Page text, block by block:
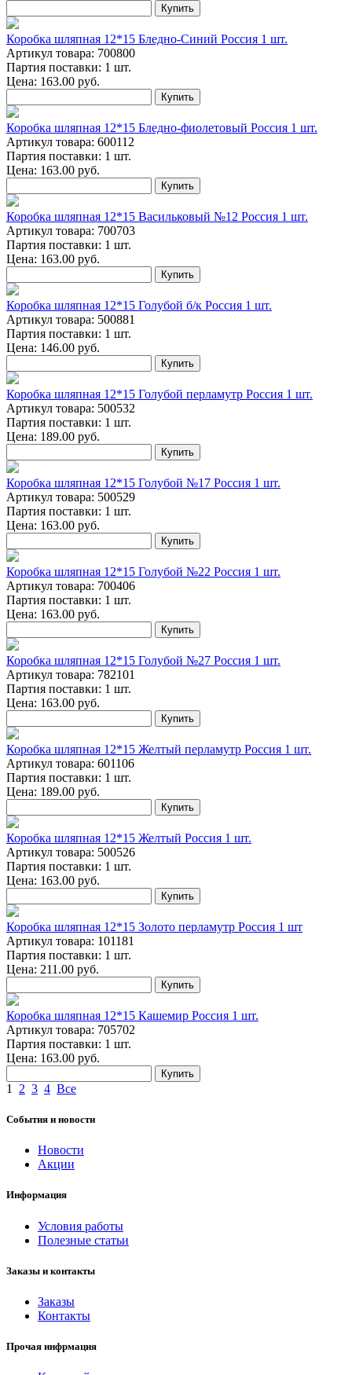
Купить
Коробка шляпная 12*15 Бледно-Синий Россия 1 шт.
Артикул товара: 700800
Партия поставки: 1 шт.
Цена: 163.00 руб.
Купить
Коробка шляпная 12*15 Бледно-фиолетовый Россия 1 шт.
Артикул товара: 600112
Партия поставки: 1 шт.
Цена: 163.00 руб.
Купить
Коробка шляпная 12*15 Васильковый №12 Россия 1 шт.
Артикул товара: 700703
Партия поставки: 1 шт.
Цена: 163.00 руб.
Купить
Коробка шляпная 12*15 Голубой б/к Россия 1 шт.
Артикул товара: 500881
Партия поставки: 1 шт.
Цена: 146.00 руб.
Купить
Коробка шляпная 12*15 Голубой перламутр Россия 1 шт.
Артикул товара: 500532
Партия поставки: 1 шт.
Цена: 189.00 руб.
Купить
Коробка шляпная 12*15 Голубой №17 Россия 1 шт.
Артикул товара: 500529
Партия поставки: 1 шт.
Цена: 163.00 руб.
Купить
Коробка шляпная 12*15 Голубой №22 Россия 1 шт.
Артикул товара: 700406
Партия поставки: 1 шт.
Цена: 163.00 руб.
Купить
Коробка шляпная 12*15 Голубой №27 Россия 1 шт.
Артикул товара: 782101
Партия поставки: 1 шт.
Цена: 163.00 руб.
Купить
Коробка шляпная 12*15 Желтый перламутр Россия 1 шт.
Артикул товара: 601106
Партия поставки: 1 шт.
Цена: 189.00 руб.
Купить
Коробка шляпная 12*15 Желтый Россия 1 шт.
Артикул товара: 500526
Партия поставки: 1 шт.
Цена: 163.00 руб.
Купить
Коробка шляпная 12*15 Золото перламутр Россия 1 шт
Артикул товара: 101181
Партия поставки: 1 шт.
Цена: 211.00 руб.
Купить
Коробка шляпная 12*15 Кашемир Россия 1 шт.
Артикул товара: 705702
Партия поставки: 1 шт.
Цена: 163.00 руб.
Купить
1 2 3 4 Все
События и новости
Новости
Акции
Информация
Условия работы
Полезные статьи
Заказы и контакты
Заказы
Контакты
Прочая инфрмация